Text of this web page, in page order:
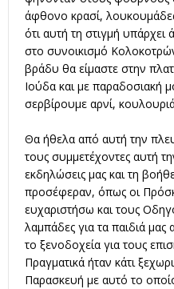
άφθονο κρασί,
ότι αυτή τη στιγμή υπάρχει
στο συνοικισμό
βράδυ θα είμαστε στην
Ιούδα και με παραδοσιακή
σερβίρουμε αρνί,
Θα ήθελα από αυτή την
τους συμμετέχοντες αυτή
εκδηλώσεις μας και τη
προσέφεραν, όπως οι
ευχαριστήσω και τους
λαμπάδες για τα παιδιά μας
το ξενοδοχεία για τους
Πραγματικά ήταν κάτι
Παρασκευή με αυτό το